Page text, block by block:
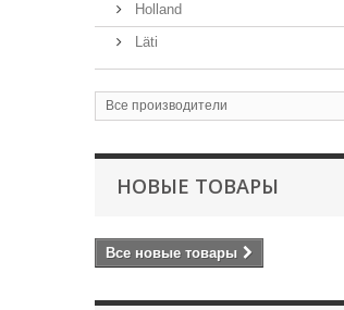
Holland
Läti
Все производители
НОВЫЕ ТОВАРЫ
Все новые товары